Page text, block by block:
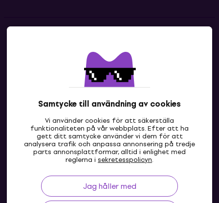
Samtycke till användning av cookies
Vi använder cookies för att säkerställa
funktionaliteten på vår webbplats. Efter att ha
gett ditt samtycke använder vi dem för att
analysera trafik och anpassa annonsering på tredje
parts annonsplattformar, alltid i enlighet med
reglerna i sekretesspolicyn.
Jag håller med
Kontakta oss
SE